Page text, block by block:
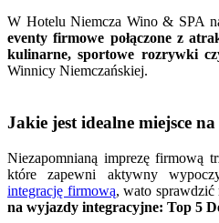
W Hotelu Niemcza Wino & SPA
eventy firmowe połączone z
kulinarne, sportowe rozrywki
Winnicy Niemczańskiej.
Jakie jest idealne miejsce
Niezapomnianą imprezę firmową
które zapewni aktywny
integrację firmową, wato
na wyjazdy integracyjne: Top 5